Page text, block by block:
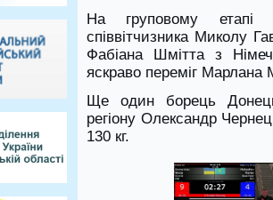
На груповому етапі
співвітчизника Миколу
Фабіана Шмітта з
яскраво переміг
Ще один борець
регіону Олександр
130 кг.